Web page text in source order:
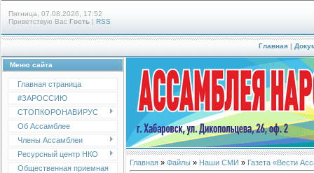
Пятница, 07.08.2026, 17:52
Приветствую Вас Гость | RSS
Главная |
Меню сайта
Главная страница
#ЗАРОССИЮ
СТОПКОРОНАВИРУС
Об Ассамблее
Члены Ассамблеи
Ресурсный центр НКО
Общественная приемная
Главная » Файлы » Наши СМИ » Газета «Вести